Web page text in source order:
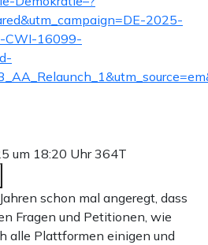
2025-
CWI-16099-
um 18:20 Uhr364T
schon mal angeregt, dass
Fragen und Petitionen, wie
alle Plattformen einigen und